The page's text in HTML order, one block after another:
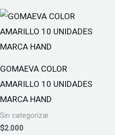
GOMAEVA COLOR
AMARILLO 10 UNIDADES
MARCA HAND
Sin categorizar
$2.000